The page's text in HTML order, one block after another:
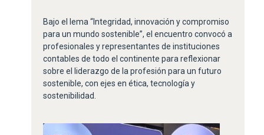
Bajo el lema “Integridad, innovación y compromiso
para un mundo sostenible”, el encuentro convocó a
profesionales y representantes de instituciones
contables de todo el continente para reflexionar
sobre el liderazgo de la profesión para un futuro
sostenible, con ejes en ética, tecnología y
sostenibilidad.